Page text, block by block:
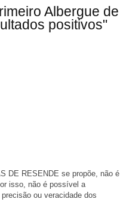
Albergue de
positivos"
DE RESENDE se propõe, não é
isso, não é possível a
ou veracidade dos